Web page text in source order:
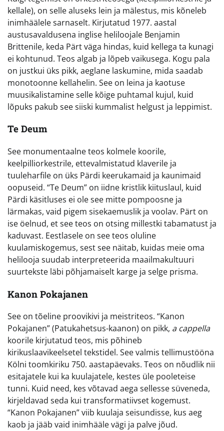
kellale), on selle aluseks lein ja mälestus, mis kõneleb
inimhäälele sarnaselt. Kirjutatud 1977. aastal
austusavaldusena inglise heliloojale Benjamin
Brittenile, keda Pärt väga hindas, kuid kellega ta kunagi
ei kohtunud. Teos algab ja lõpeb vaikusega. Kogu pala
on justkui üks pikk, aeglane laskumine, mida saadab
monotoonne kellahelin. See on leina ja kaotuse
muusikalistamine selle kõige puhtamal kujul, kuid
lõpuks pakub see siiski kummalist helgust ja leppimist.
Te Deum
See monumentaalne teos kolmele koorile,
keelpilliorkestrile, ettevalmistatud klaverile ja
tuuleharfile on üks Pärdi keerukamaid ja kaunimaid
oopuseid. “Te Deum” on iidne kristlik kiituslaul, kuid
Pärdi käsitluses ei ole see mitte pompoosne ja
lärmakas, vaid pigem sisekaemuslik ja voolav. Pärt on
ise öelnud, et see teos on otsing millestki tabamatust ja
kaduvast. Eestlasele on see teos oluline
kuulamiskogemus, sest see näitab, kuidas meie oma
helilooja suudab interpreteerida maailmakultuuri
suurtekste läbi põhjamaiselt karge ja selge prisma.
Kanon Pokajanen
See on tõeline proovikivi ja meistriteos. “Kanon
Pokajanen” (Patukahetsus-kaanon) on pikk, a cappella
koorile kirjutatud teos, mis põhineb
kirikuslaavikeelsetel tekstidel. See valmis tellimustööna
Kölni toomkiriku 750. aastapäevaks. Teos on nõudlik nii
esitajatele kui ka kuulajatele, kestes üle pooleteise
tunni. Kuid need, kes võtavad aega sellesse süveneda,
kirjeldavad seda kui transformatiivset kogemust.
“Kanon Pokajanen” viib kuulaja seisundisse, kus aeg
kaob ja jääb vaid inimhääle vägi ja palve jõud.